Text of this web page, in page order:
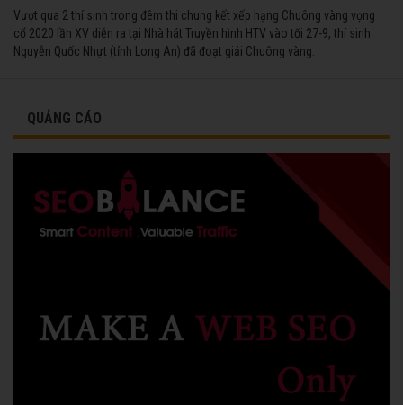
Vượt qua 2 thí sinh trong đêm thi chung kết xếp hạng Chuông vàng vọng
cổ 2020 lần XV diễn ra tại Nhà hát Truyền hình HTV vào tối 27-9, thí sinh
Nguyễn Quốc Nhựt (tỉnh Long An) đã đoạt giải Chuông vàng.
QUẢNG CÁO